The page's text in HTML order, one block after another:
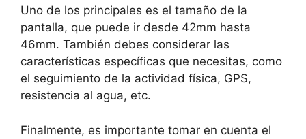
Uno de los principales es el tamaño de la
pantalla, que puede ir desde 42mm hasta
46mm. También debes considerar las
características específicas que necesitas, como
el seguimiento de la actividad física, GPS,
resistencia al agua, etc.
Finalmente, es importante tomar en cuenta el